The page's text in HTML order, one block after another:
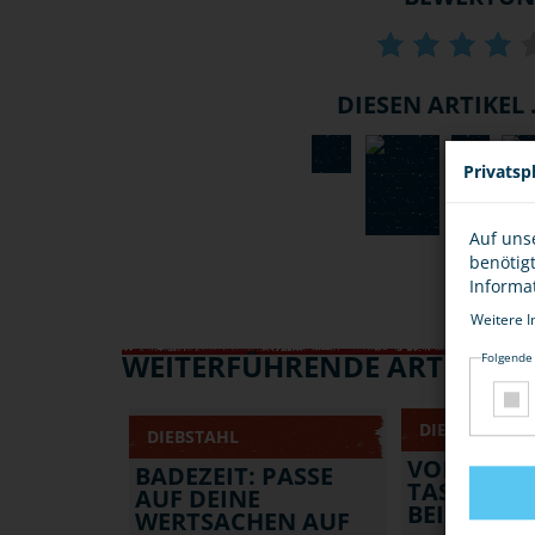
DIESEN ARTIKEL
WEITERFÜHRENDE ARTIKEL
DIEBSTAHL
BADEZEIT: PASSE
AUF DEINE
WERTSACHEN AUF
DIEBSTAHL
VORSICHT
BEI
Auf
Weitere